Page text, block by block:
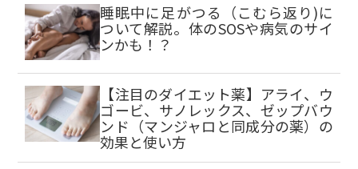
睡眠中に足がつる（こむら返り)に
ついて解説。体のSOSや病気のサイ
ンかも！？
【注目のダイエット薬】アライ、ウ
ゴービ、サノレックス、ゼップバウ
ンド（マンジャロと同成分の薬）の
効果と使い方